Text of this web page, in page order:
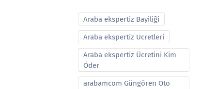
Araba ekspertiz Bayiliği
Araba ekspertiz Ucretleri
Araba ekspertiz Ücretini Kim
Öder
arabamcom Güngören Oto